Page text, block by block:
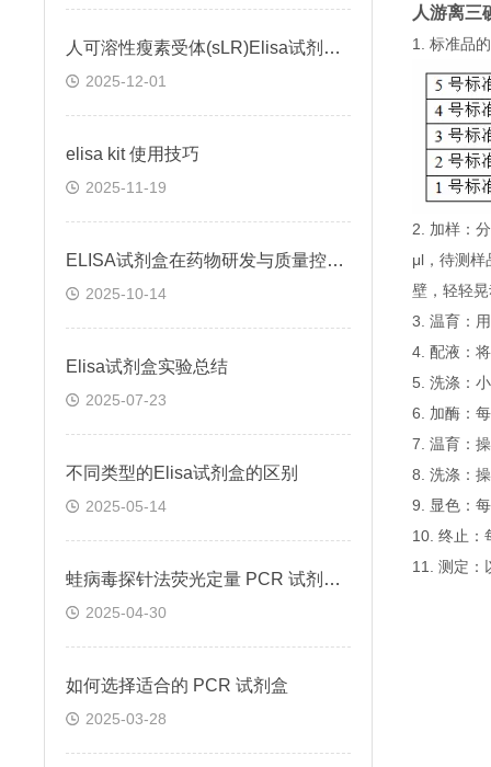
人可溶性瘦素受体(sLR)Elisa试剂盒可溶性受体的作用
2025-12-01
elisa kit 使用技巧
2025-11-19
ELISA试剂盒在药物研发与质量控制中的应用实践
2025-10-14
Elisa试剂盒实验总结
2025-07-23
不同类型的Elisa试剂盒的区别
2025-05-14
蛙病毒探针法荧光定量 PCR 试剂盒定量定性检测
2025-04-30
如何选择适合的 PCR 试剂盒
2025-03-28
人游离三
1. 标准品
2. 加样：
μl，待测样
壁，轻轻
3. 温育：
4. 配液：
5. 洗涤：
6. 加酶：
7. 温育：
8. 洗涤：
9. 显色：
10. 终止：
11. 测定：